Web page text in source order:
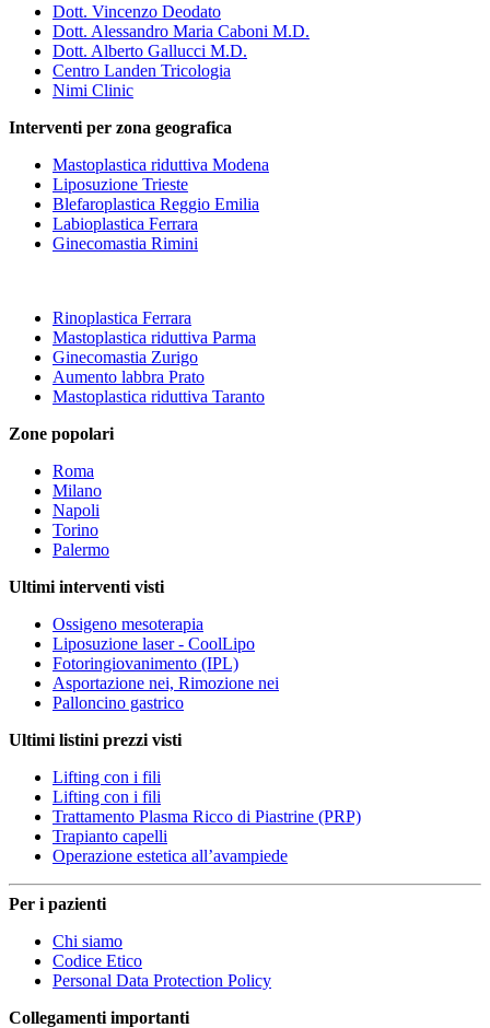
Dott. Vincenzo Deodato
Dott. Alessandro Maria Caboni M.D.
Dott. Alberto Gallucci M.D.
Centro Landen Tricologia
Nimi Clinic
Interventi per zona geografica
Mastoplastica riduttiva Modena
Liposuzione Trieste
Blefaroplastica Reggio Emilia
Labioplastica Ferrara
Ginecomastia Rimini
Rinoplastica Ferrara
Mastoplastica riduttiva Parma
Ginecomastia Zurigo
Aumento labbra Prato
Mastoplastica riduttiva Taranto
Zone popolari
Roma
Milano
Napoli
Torino
Palermo
Ultimi interventi visti
Ossigeno mesoterapia
Liposuzione laser - CoolLipo
Fotoringiovanimento (IPL)
Asportazione nei, Rimozione nei
Palloncino gastrico
Ultimi listini prezzi visti
Lifting con i fili
Lifting con i fili
Trattamento Plasma Ricco di Piastrine (PRP)
Trapianto capelli
Operazione estetica all’avampiede
Per i pazienti
Chi siamo
Codice Etico
Personal Data Protection Policy
Collegamenti importanti